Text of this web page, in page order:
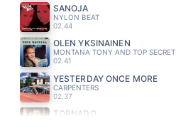
SANOJA
NYLON BEAT
02.44
OLEN YKSINAINEN
MONTANA TONY AND TOP SECRET
02.41
YESTERDAY ONCE MORE
CARPENTERS
02.37
TORNADO